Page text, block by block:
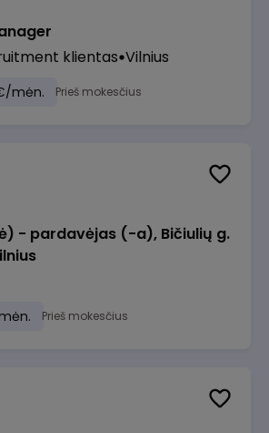
klientas Vilnius
mėn. Prieš mokesčius
- pardavėjas (-a), Bičiulių g.
Prieš mokesčius